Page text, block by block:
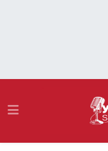
Namaz Vakitleri